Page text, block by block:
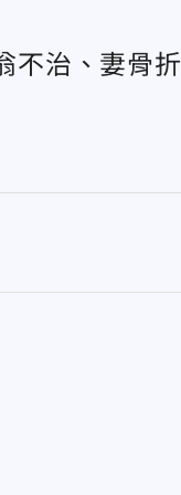
不治、妻骨折